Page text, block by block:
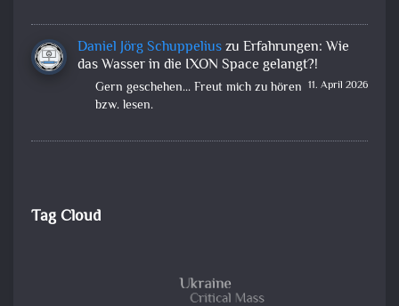
Daniel Jörg Schuppeliuszu Erfahrungen: Wie
das Wasser in die IXON Space gelangt?!
11. April 2026
Gern geschehen... Freut mich zu hören
bzw. lesen.
Tag Cloud